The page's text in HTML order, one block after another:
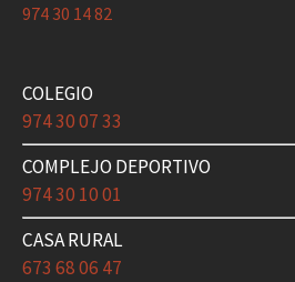
974 30 14 82
COLEGIO
974 30 07 33
COMPLEJO DEPORTIVO
974 30 10 01
CASA RURAL
673 68 06 47